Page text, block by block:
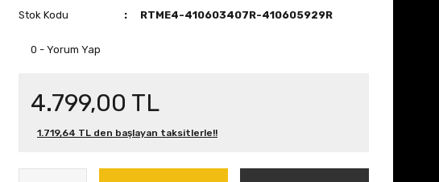
Stok Kodu
RTME4-410603407R-410605929R
0 - Yorum Yap
4.799,00 TL
1.719,64 TL den başlayan taksitlerle!!